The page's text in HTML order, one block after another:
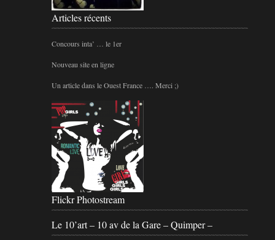
Articles récents
Concours inta’ … le 1er
Nouveau site en ligne
Un article dans le Ouest France …. Merci ;)
Flickr Photostream
Le 10’art – 10 av de la Gare – Quimper –